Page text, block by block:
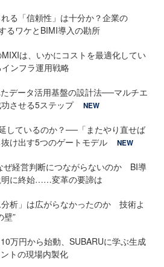
る「信頼性」は十分か？企業の
るワケとBIMI導入の勘所
は、いかにコストを最適化してい
ンフラ運用戦略
データ活用基盤の設計法──マルチエ
させる5ステップ
NEW
しているのか？──「またやり直せば
け出す5つのゲートモデル
NEW
ぜ経営判断につながらないのか BI導
明に終始……変革の要諦は
析」は広がらなかったのか 技術よ
壁”
万円から始動、SUBARUに学ぶ生成
トの現場内製化